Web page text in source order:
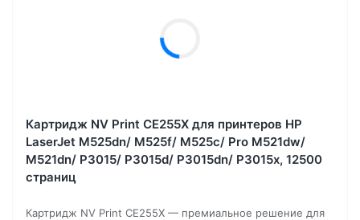
Картридж NV Print CE255X для принтеров HP
LaserJet M525dn/ M525f/ M525c/ Pro M521dw/
M521dn/ P3015/ P3015d/ P3015dn/ P3015x, 12500
страниц
Картридж NV Print CE255X — премиальное решение для